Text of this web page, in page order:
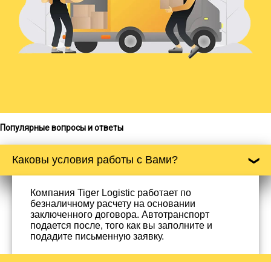
Популярные вопросы и ответы
Каковы условия работы с Вами?
Компания Tiger Logistic работает по
безналичному расчету на основании
заключенного договора. Автотранспорт
подается после, того как вы заполните и
подадите письменную заявку.